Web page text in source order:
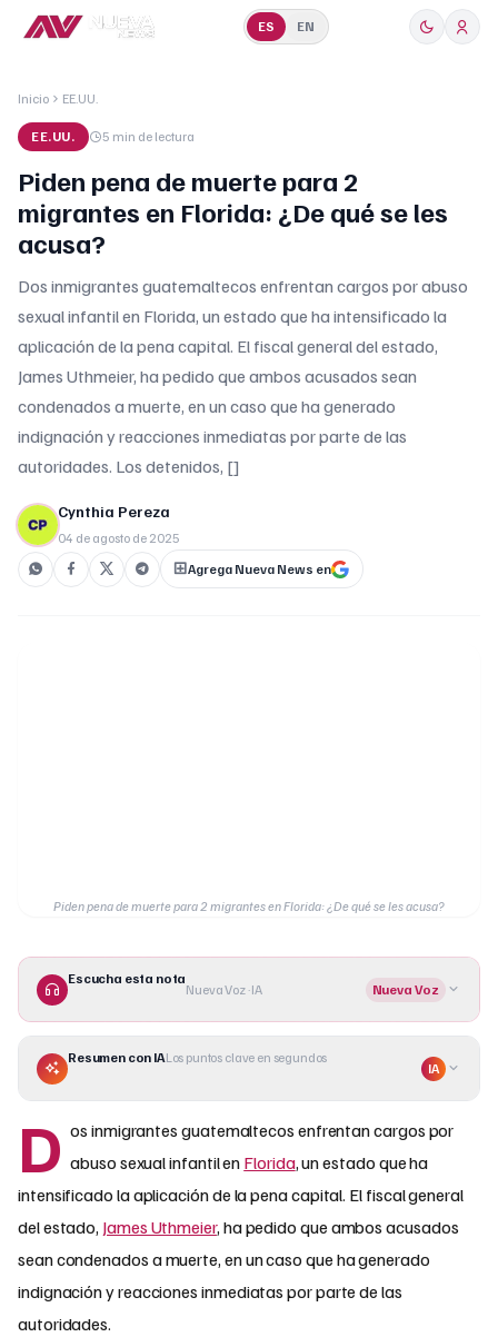
ES EN
Inicio EE.UU.
EE.UU. 5 min de lectura
Piden pena de muerte para 2
migrantes en Florida: ¿De qué se les
acusa?
Dos inmigrantes guatemaltecos enfrentan cargos por abuso
sexual infantil en Florida, un estado que ha intensificado la
aplicación de la pena capital. El fiscal general del estado,
James Uthmeier, ha pedido que ambos acusados sean
condenados a muerte, en un caso que ha generado
indignación y reacciones inmediatas por parte de las
autoridades. Los detenidos, []
Cynthia Pereza
04 de agosto de 2025
Agrega Nueva News en
Piden pena de muerte para 2 migrantes en Florida: ¿De qué se les acusa?
Escucha esta nota
Nueva Voz · IA Nueva Voz
Resumen con IALos puntos clave en segundos
IA
D os inmigrantes guatemaltecos enfrentan cargos por
abuso sexual infantil en Florida, un estado que ha
intensificado la aplicación de la pena capital. El fiscal general
del estado, James Uthmeier, ha pedido que ambos acusados
sean condenados a muerte, en un caso que ha generado
indignación y reacciones inmediatas por parte de las
autoridades.